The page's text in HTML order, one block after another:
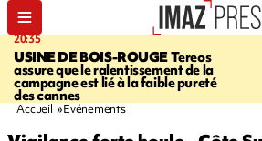
20:35
USINE DE BOIS-ROUGETereos
assure que le ralentissement de la
campagne est lié à la faible pureté
des cannes
Accueil Evénements